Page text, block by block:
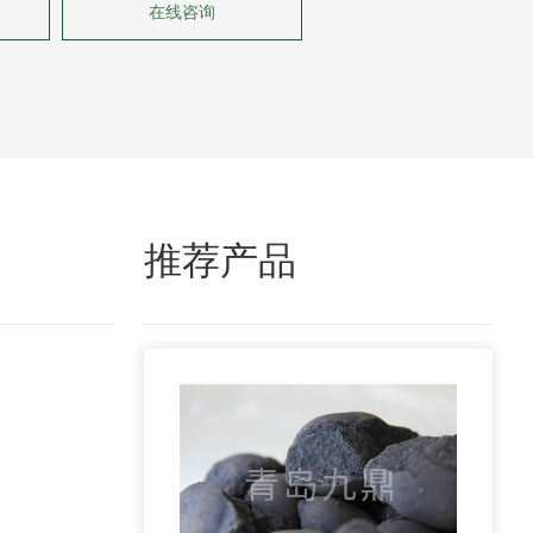
在线咨询
推荐产品